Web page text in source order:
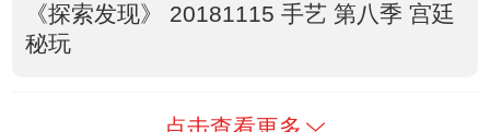
《探索发现》 20181115 手艺 第八季 宫廷
秘玩
点击查看更多